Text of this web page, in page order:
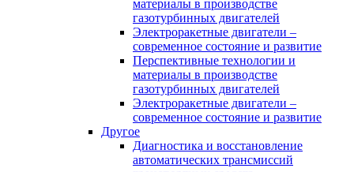
материалы в производстве
газотурбинных двигателей
Электроракетные двигатели –
современное состояние и развитие
Перспективные технологии и
материалы в производстве
газотурбинных двигателей
Электроракетные двигатели –
современное состояние и развитие
Другое
Диагностика и восстановление
автоматических трансмиссий